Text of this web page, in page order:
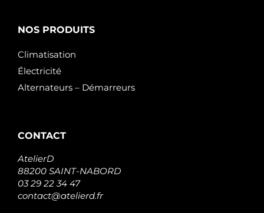
NOS PRODUITS
Climatisation
Électricité
Alternateurs – Démarreurs
CONTACT
AtelierD
88200 SAINT-NABORD
03 29 22 34 47
contact@atelierd.fr